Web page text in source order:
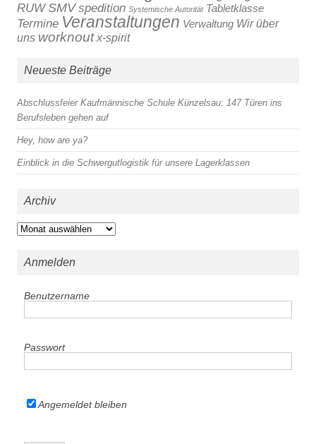
RUW SMV spedition Systemische Autorität Tabletklasse
Termine Veranstaltungen Verwaltung Wir über
uns worknout x-spirit
Neueste Beiträge
Abschlussfeier Kaufmännische Schule Künzelsau: 147 Türen ins
Berufsleben gehen auf
Hey, how are ya?
Einblick in die Schwergutlogistik für unsere Lagerklassen
Archiv
Archiv
Anmelden
Benutzername
Passwort
Angemeldet bleiben